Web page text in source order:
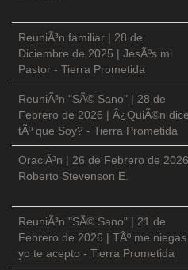
ReuniÃ³n familiar | 28 de
Diciembre de 2025 | JesÃºs mi
Pastor - Tierra Prometida
ReuniÃ³n "SÃ© Sano" | 28 de
Febrero de 2026 | Â¿QuiÃ©n
tÃº que Soy? - Tierra Prometida
OraciÃ³n | 26 de Febrero de
Roberto Stevenson E.
ReuniÃ³n "SÃ© Sano" | 21 de
Febrero de 2026 | TÃº me niegas
yo te acepto - Tierra Prometida